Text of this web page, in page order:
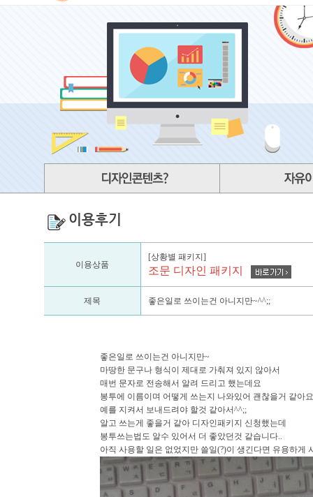
이용후기
이용상품
[상황별 패키지]
조문 디자인 패키지
제목 좋은일로 쓰이는건 아니지만~^^;;
좋은일로 쓰이는건 아니지만~
마땅한 문구나 형식이 제대로 가춰져 있지 않아서
매번 문자로 전송해서 알려 드리고 했는데요
봉투에 이름이며 어떻게 쓰는지 나와있어 괜찮을거 같아요
예를 지켜서 보내드려야 할것 같아서^^;;
알고 쓰는게 좋을거 같아 디자인패키지 신청했는데
봉투쓰는법도 알수 있어서 더 좋았던것 같습니다..
아직 사용할 일은 없었지만 쓸일(?)이 생긴다면 유용하게